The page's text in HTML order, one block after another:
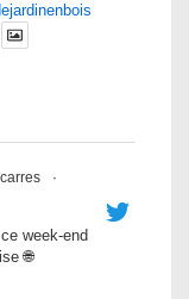
·
week-end
🌐